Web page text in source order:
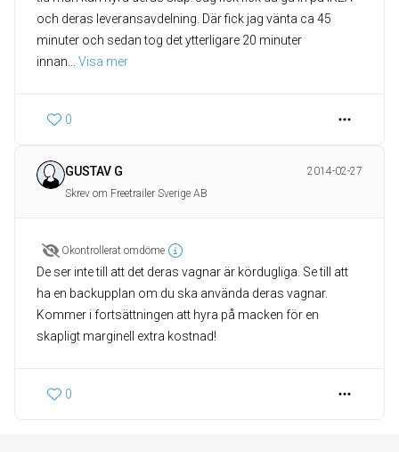
och deras leveransavdelning. Där fick jag vänta ca 45
minuter och sedan tog det ytterligare 20 minuter
innan
Visa mer
0
GUSTAV G
2014-02-27
Skrev om Freetrailer Sverige AB
Okontrollerat omdöme
De ser inte till att det deras vagnar är kördugliga. Se till att
ha en backupplan om du ska använda deras vagnar.
Kommer i fortsättningen att hyra på macken för en
skapligt marginell extra kostnad!
0